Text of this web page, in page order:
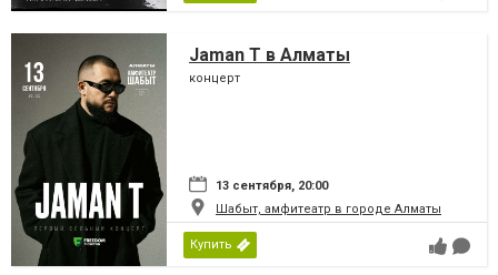
Jaman T в Алматы
концерт
13 сентября, 20:00
Шабыт, амфитеатр в городе Алматы
Купить